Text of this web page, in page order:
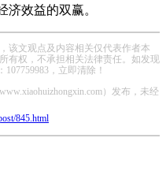
济效益的双赢。
该文观点及内容相关仅代表作者本
有权，不承担相关法律责任。如发现
，立即清除！
）发布，未经
845.html